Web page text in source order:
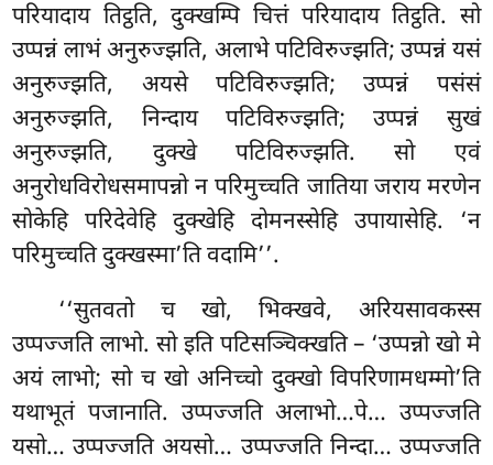
परियादाय तिट्ठति, दुक्खम्पि चित्तं परियादाय तिट्ठति. सो
उप्पन्नं लाभं अनुरुज्झति, अलाभे पटिविरुज्झति; उप्पन्नं यसं
अनुरुज्झति, अयसे पटिविरुज्झति; उप्पन्नं पसंसं
अनुरुज्झति, निन्दाय पटिविरुज्झति; उप्पन्नं सुखं
अनुरुज्झति, दुक्खे पटिविरुज्झति. सो एवं
अनुरोधविरोधसमापन्नो न परिमुच्चति जातिया जराय मरणेन
सोकेहि परिदेवेहि दुक्खेहि दोमनस्सेहि उपायासेहि. ‘न
परिमुच्चति दुक्खस्मा’ति वदामि’’.
‘‘सुतवतो च खो, भिक्खवे, अरियसावकस्स
उप्पज्जति लाभो. सो इति पटिसञ्चिक्खति – ‘उप्पन्नो खो मे
अयं लाभो; सो च खो अनिच्चो दुक्खो विपरिणामधम्मो’ति
यथाभूतं पजानाति. उप्पज्जति अलाभो…पे… उप्पज्जति
यसो… उप्पज्जतिअयसो… उप्पज्जति निन्दा… उप्पज्जति